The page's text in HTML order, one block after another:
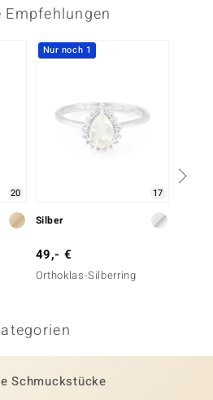
Empfehlungen
20
Nur noch 1
17
Silber
49,- €
Orthoklas-Silberring
Schmuckstücke